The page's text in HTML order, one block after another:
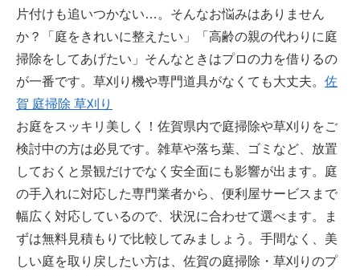
片付けも追いつかない…。そんなお悩みはありません
か？「庭をきれいに整えたい」「高齢の親の代わりに庭
掃除をしてあげたい」そんなときはプロの力を借りるの
が一番です。草刈り機や専門道具がなくても大丈夫。 佐
賀 庭掃除 草刈り
お庭をスッキリ美しく！佐賀県内で庭掃除や草刈りをご
検討中の方は必見です。雑草や落ち葉、ゴミなど、放置
しておくと景観だけでなく安全面にも影響が出ます。庭
の手入れに対応した専門業者から、便利屋サービスまで
幅広く対応しているので、状況に合わせて選べます。ま
ずは無料見積もりで比較してみましょう。手間なく、美
しい庭を取り戻したい方は、佐賀の庭掃除・草刈りのプ